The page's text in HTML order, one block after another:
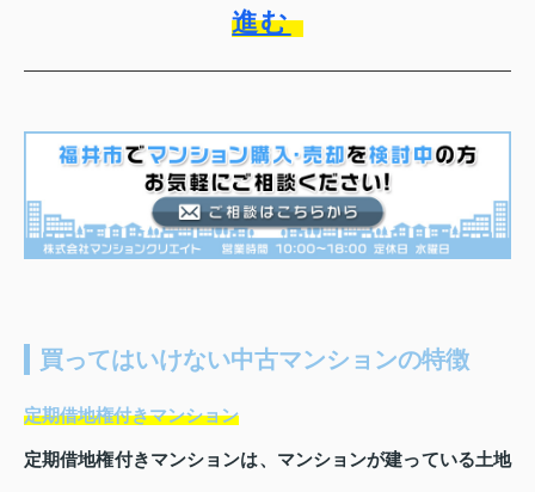
進む
買ってはいけない中古マンションの特徴
定期借地権付きマンション
定期借地権付きマンションは、マンションが建っている土地